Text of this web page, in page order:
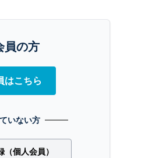
員の方
はこちら
いない方
個人会員）